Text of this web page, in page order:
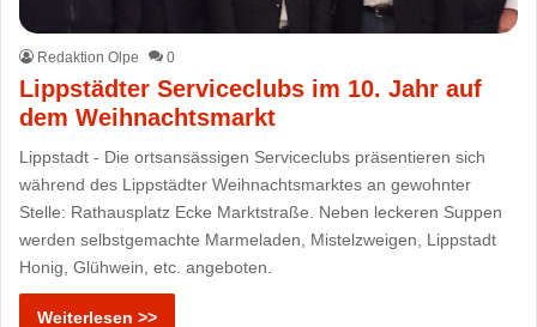
Redaktion Olpe 0
Lippstädter Serviceclubs im 10. Jahr auf
dem Weihnachtsmarkt
Lippstadt - Die ortsansässigen Serviceclubs präsentieren sich
während des Lippstädter Weihnachtsmarktes an gewohnter
Stelle: Rathausplatz Ecke Marktstraße. Neben leckeren Suppen
werden selbstgemachte Marmeladen, Mistelzweigen, Lippstadt
Honig, Glühwein, etc. angeboten.
Weiterlesen >>